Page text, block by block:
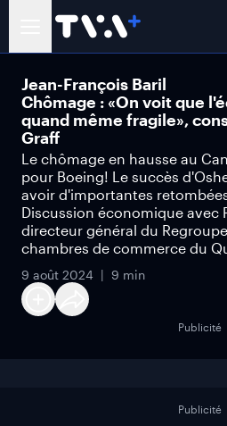
Jean-François Baril
Chômage : «On voit que
quand même fragile»,
Graff
Le chômage en hausse au
pour Boeing! Le succès
avoir d'importantes
Discussion économique avec
directeur général du
chambres de commerce du
9 août 2024 9 min
Publicité
Publicité